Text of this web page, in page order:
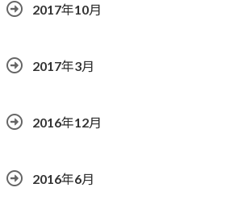
2017年10月
2017年3月
2016年12月
2016年6月